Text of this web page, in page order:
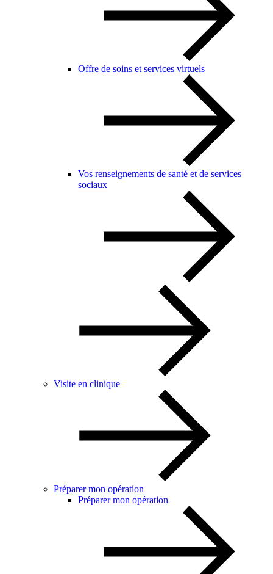
Offre de soins et services virtuels
Vos renseignements de santé et de services
sociaux
Visite en clinique
Préparer mon opération
Préparer mon opération